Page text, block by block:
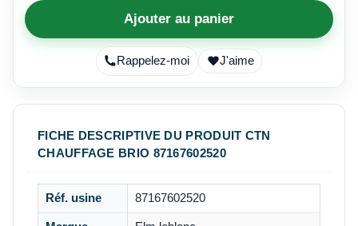
Ajouter au panier
Rappelez-moi J'aime
FICHE DESCRIPTIVE DU PRODUIT CTN
CHAUFFAGE BRIO 87167602520
Réf. usine 87167602520